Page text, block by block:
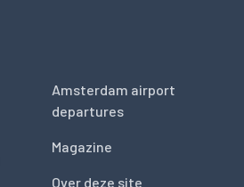
Amsterdam airport
departures
Magazine
Over deze site